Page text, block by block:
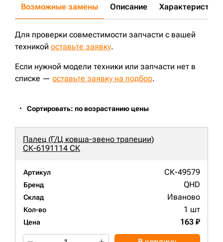
Возможные замены Описание Характеристики
Для проверки совместимости запчасти с вашей
техникой оставьте заявку.
Если нужной модели техники или запчасти нет в
списке — оставьте заявку на подбор.
Сортировать: по возрастанию цены
Палец (Г/Ц ковша-звено трапеции)
СК-6191114 СК
Артикул СК-49579
Бренд QHD
Склад Иваново
Кол-во 1 шт
Цена 163 ₽